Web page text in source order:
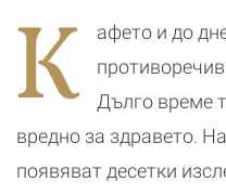
К
афето и до
Дълго време
вредно за здравето.
появяват десетки